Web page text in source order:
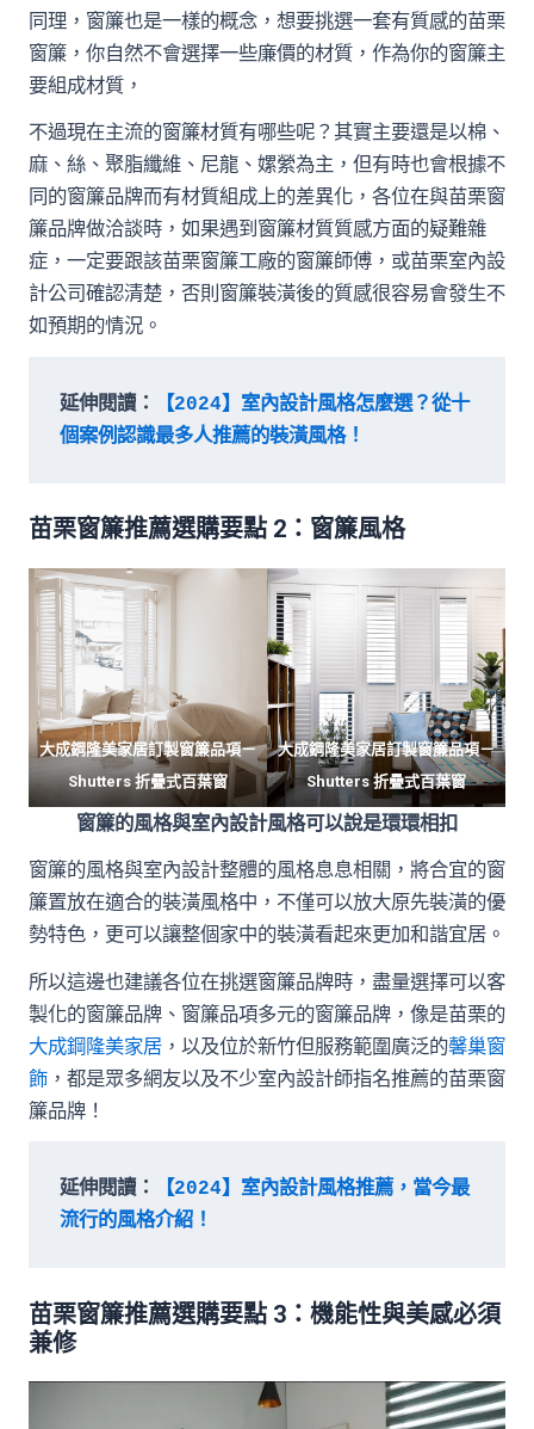
同理，窗簾也是一樣的概念，想要挑選一套有質感的苗栗
窗簾，你自然不會選擇一些廉價的材質，作為你的窗簾主
要組成材質，
不過現在主流的窗簾材質有哪些呢？其實主要還是以棉、
麻、絲、聚脂纖維、尼龍、嫘縈為主，但有時也會根據不
同的窗簾品牌而有材質組成上的差異化，各位在與苗栗窗
簾品牌做洽談時，如果遇到窗簾材質質感方面的疑難雜
症，一定要跟該苗栗窗簾工廠的窗簾師傅，或苗栗室內設
計公司確認清楚，否則窗簾裝潢後的質感很容易會發生不
如預期的情況。
延伸閱讀：
【2024】室內設計風格怎麼選？從十
個案例認識最多人推薦的裝潢風格！
苗栗窗簾推薦選購要點 2：窗簾風格
大成鋼隆美家居訂製窗簾品項－
Shutters 折疊式百葉窗
大成鋼隆美家居訂製窗簾品項－
Shutters 折疊式百葉窗
窗簾的風格與室內設計風格可以說是環環相扣
窗簾的風格與室內設計整體的風格息息相關，將合宜的窗
簾置放在適合的裝潢風格中，不僅可以放大原先裝潢的優
勢特色，更可以讓整個家中的裝潢看起來更加和諧宜居。
所以這邊也建議各位在挑選窗簾品牌時，盡量選擇可以客
製化的窗簾品牌、窗簾品項多元的窗簾品牌，像是苗栗的
大成鋼隆美家居，以及位於新竹但服務範圍廣泛的馨巢窗
飾，都是眾多網友以及不少室內設計師指名推薦的苗栗窗
簾品牌！
延伸閱讀：
【2024】室內設計風格推薦，當今最
流行的風格介紹！
苗栗窗簾推薦選購要點 3：機能性與美感必須
兼修